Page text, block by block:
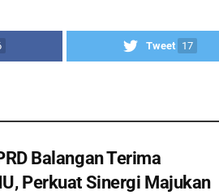
Tweet 17
Balangan Terima
Perkuat Sinergi Majukan